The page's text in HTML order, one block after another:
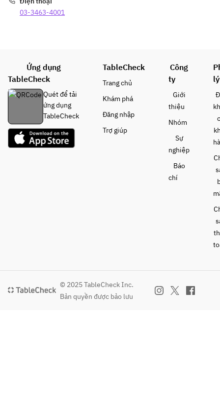
03-3463-4001
Ứng dụng
TableCheck
Quét để tải
ứng dụng
TableCheck
TableCheck
Trang chủ
Khám phá
Đăng nhập
Trợ giúp
Công
ty
Giới
thiệu
Nhóm
Sự
nghiệp
Báo
chí
lý
© 2025 TableCheck Inc.
Bản quyền được bảo lưu